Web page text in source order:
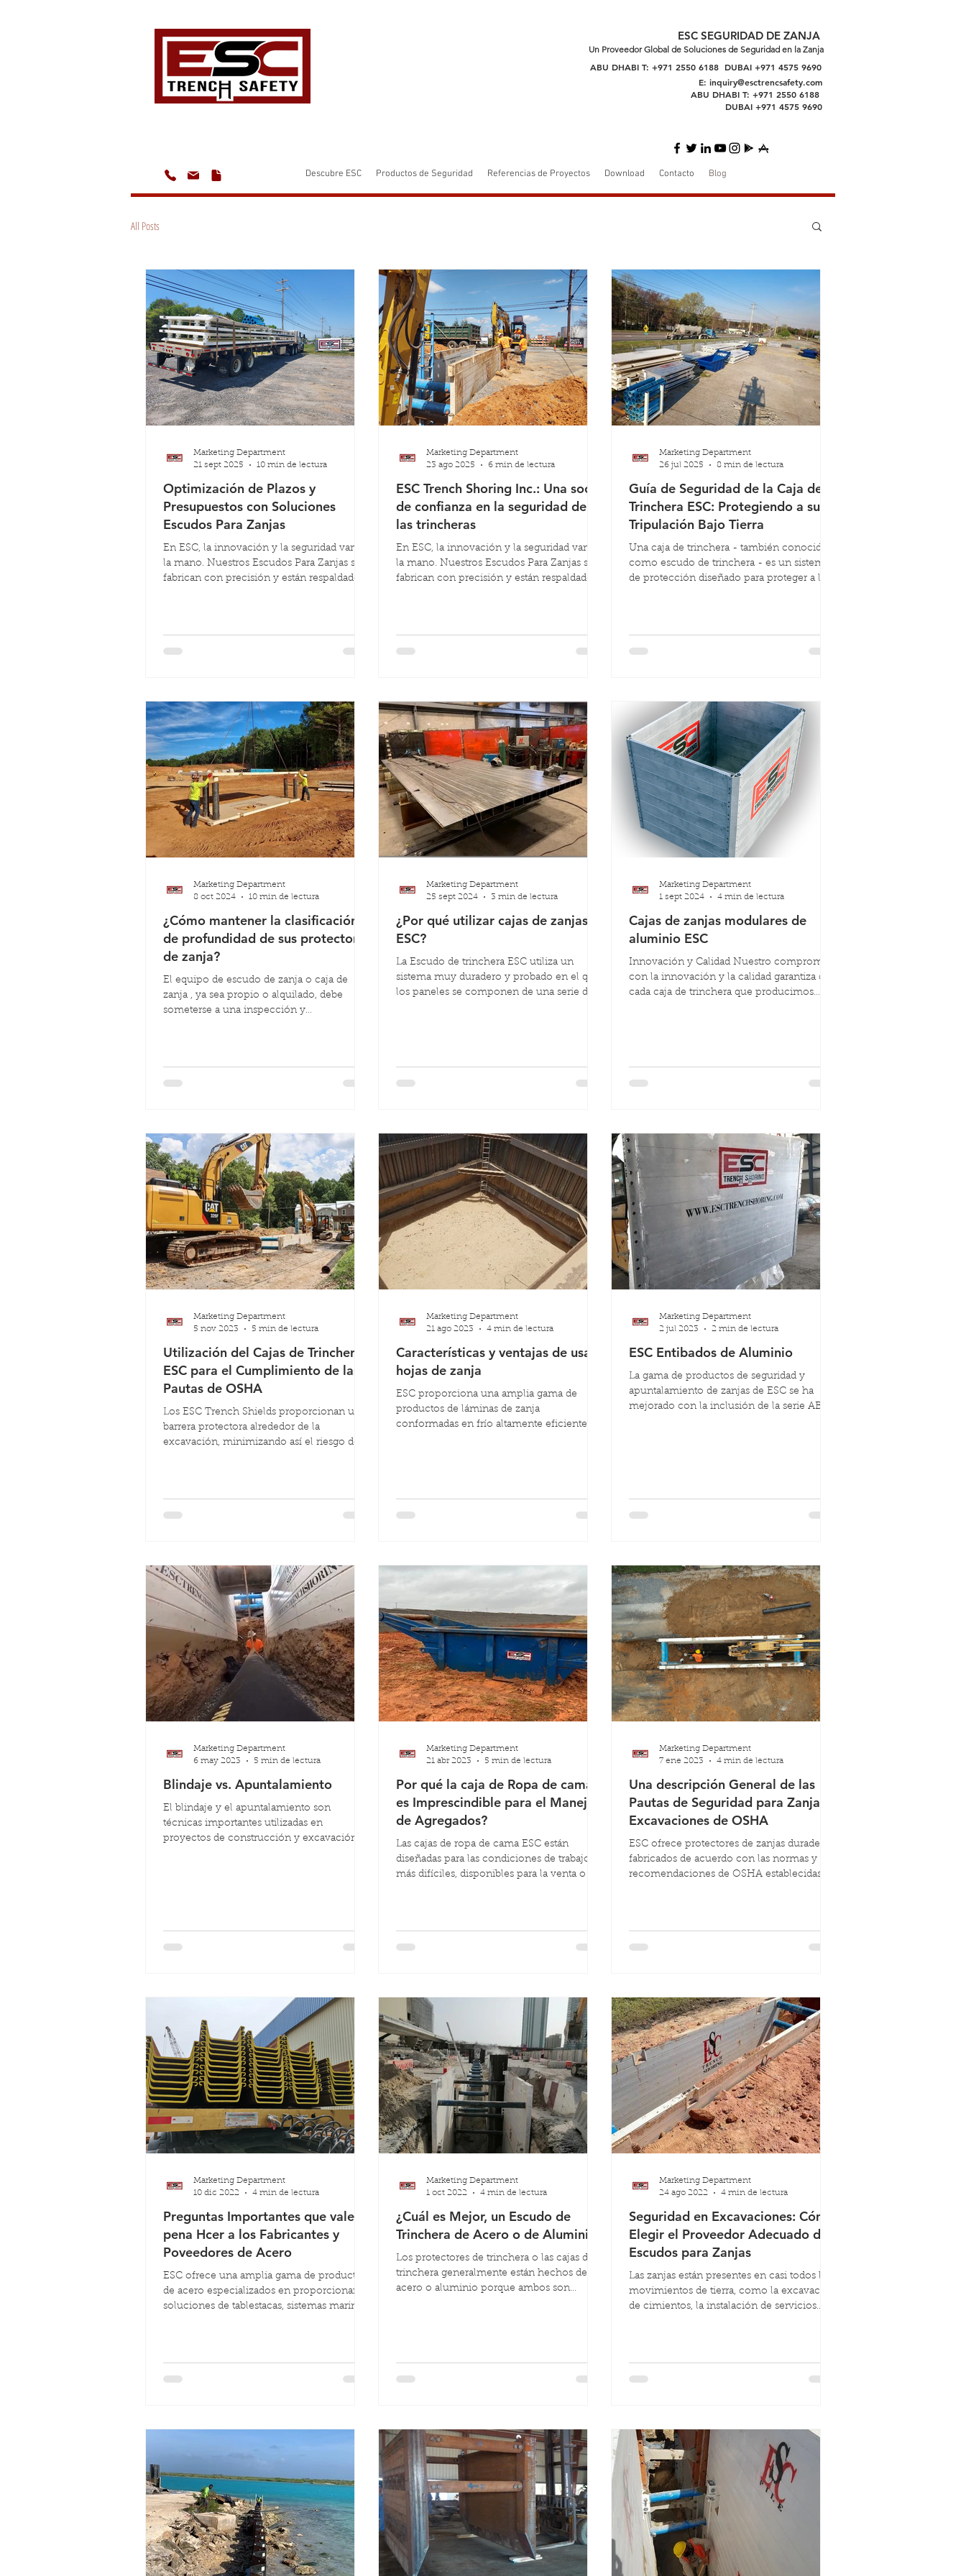
ESC SEGURIDAD DE ZANJA
Un Proveedor Global de Soluciones de Seguridad en la Zanja
ABU DHABI T: +971 2550 6188 DUBAI +971 4575 9690
E: inquiry@esctrencsafety.com
ABU DHABI T: +971 2550 6188
DUBAI +971 4575 9690
Descubre ESC Productos de Seguridad Referencias de Proyectos Download Contacto Blog
All Posts
Optimización de Plazos y
Presupuestos con Soluciones
Escudos Para Zanjas
En ESC, la innovación y la seguridad van de
la mano. Nuestros Escudos Para Zanjas se
fabrican con precisión y están respaldados
clientes a alcanzar el éxito mediante
Marketing Department
21 sept 2025
10 min de lectura
ESC Trench Shoring Inc.: Una socia
de confianza en la seguridad de
las trincheras
En ESC, la innovación y la seguridad van de
la mano. Nuestros Escudos Para Zanjas se
fabrican con precisión y están respaldados
clientes a alcanzar el éxito mediante
Marketing Department
23 ago 2025
6 min de lectura
Guía de Seguridad de la Caja de
Trinchera ESC: Protegiendo a su
Tripulación Bajo Tierra
Una caja de trinchera - también conocida
como escudo de trinchera - es un sistema
de protección diseñado para proteger a los
espacio de trabajo estable dentro de la
Marketing Department
26 jul 2025
8 min de lectura
¿Cómo mantener la clasificación
de profundidad de sus protectores
de zanja?
El equipo de escudo de zanja o caja de
zanja , ya sea propio o alquilado, debe
someterse a una inspección y
Marketing Department
8 oct 2024
10 min de lectura
¿Por qué utilizar cajas de zanjas
ESC?
La Escudo de trinchera ESC utiliza un
sistema muy duradero y probado en el que
los paneles se componen de una serie de
Marketing Department
25 sept 2024
3 min de lectura
Cajas de zanjas modulares de
aluminio ESC
Innovación y Calidad Nuestro compromiso
con la innovación y la calidad garantiza que
cada caja de trinchera que producimos
Marketing Department
1 sept 2024
4 min de lectura
Utilización del Cajas de Trinchera
ESC para el Cumplimiento de las
Pautas de OSHA
Los ESC Trench Shields proporcionan una
barrera protectora alrededor de la
excavación, minimizando así el riesgo de
Marketing Department
5 nov 2023
5 min de lectura
Características y ventajas de usar
hojas de zanja
ESC proporciona una amplia gama de
productos de láminas de zanja
conformadas en frío altamente eficientes
Marketing Department
21 ago 2023
4 min de lectura
ESC Entibados de Aluminio
La gama de productos de seguridad y
apuntalamiento de zanjas de ESC se ha
mejorado con la inclusión de la serie ABX,
Marketing Department
2 jul 2023
2 min de lectura
Blindaje vs. Apuntalamiento
El blindaje y el apuntalamiento son
técnicas importantes utilizadas en
proyectos de construcción y excavación
Marketing Department
6 may 2023
5 min de lectura
Por qué la caja de Ropa de cama
es Imprescindible para el Manejo
de Agregados?
Las cajas de ropa de cama ESC están
diseñadas para las condiciones de trabajo
más difíciles, disponibles para la venta o el
Marketing Department
21 abr 2023
5 min de lectura
Una descripción General de las
Pautas de Seguridad para Zanjas y
Excavaciones de OSHA
ESC ofrece protectores de zanjas duraderos
fabricados de acuerdo con las normas y
recomendaciones de OSHA establecidas
Marketing Department
7 ene 2023
4 min de lectura
Preguntas Importantes que vale la
pena Hcer a los Fabricantes y
Poveedores de Acero
ESC ofrece una amplia gama de productos
de acero especializados en proporcionar
soluciones de tablestacas, sistemas marinos
Marketing Department
10 dic 2022
4 min de lectura
¿Cuál es Mejor, un Escudo de
Trinchera de Acero o de Aluminio?
Los protectores de trinchera o las cajas de
trinchera generalmente están hechos de
acero o aluminio porque ambos son
Marketing Department
1 oct 2022
4 min de lectura
Seguridad en Excavaciones: Cómo
Elegir el Proveedor Adecuado de
Escudos para Zanjas
Las zanjas están presentes en casi todos los
movimientos de tierra, como la excavación
de cimientos, la instalación de servicios
Marketing Department
24 ago 2022
4 min de lectura